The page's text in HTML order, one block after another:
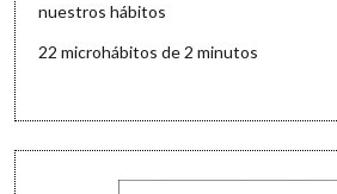
nuestros hábitos
22 microhábitos de 2 minutos